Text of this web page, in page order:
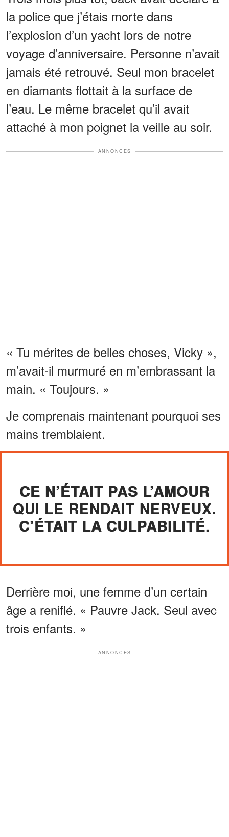
la police que j’étais morte dans
l’explosion d’un yacht lors de notre
voyage d’anniversaire. Personne n’avait
jamais été retrouvé. Seul mon bracelet
en diamants flottait à la surface de
l’eau. Le même bracelet qu’il avait
attaché à mon poignet la veille au soir.
ANNONCES
« Tu mérites de belles choses, Vicky »,
m’avait-il murmuré en m’embrassant la
main. « Toujours. »
Je comprenais maintenant pourquoi ses
mains tremblaient.
CE N’ÉTAIT PAS L’AMOUR
QUI LE RENDAIT NERVEUX.
C’ÉTAIT LA CULPABILITÉ.
Derrière moi, une femme d’un certain
âge a reniflé. « Pauvre Jack. Seul avec
trois enfants. »
ANNONCES